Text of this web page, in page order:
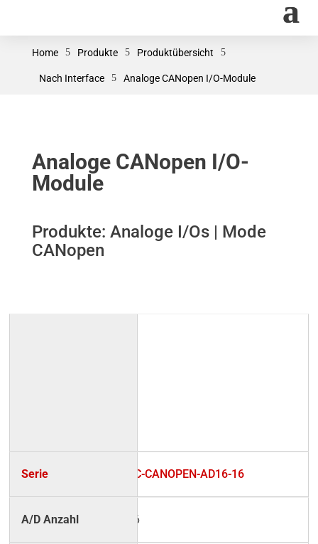
Home 5 Produkte 5 Produktübersicht 5
Nach Interface 5 Analoge CANopen I/O-Module
Analoge CANopen I/O-
Module
Produkte: Analoge I/Os | Mode
CANopen
UC-CANOPEN-AD16-16
16